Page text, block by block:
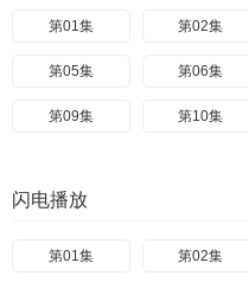
第01集 第02集
第05集 第06集
第09集 第10集
闪电播放
第01集 第02集